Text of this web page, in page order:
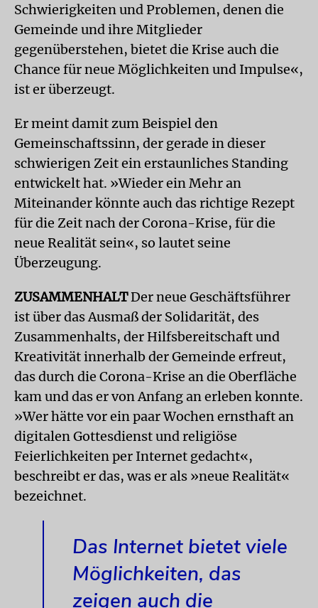
Schwierigkeiten und Problemen, denen die
Gemeinde und ihre Mitglieder
gegenüberstehen, bietet die Krise auch die
Chance für neue Möglichkeiten und Impulse«,
ist er überzeugt.
Er meint damit zum Beispiel den
Gemeinschaftssinn, der gerade in dieser
schwierigen Zeit ein erstaunliches Standing
entwickelt hat. »Wieder ein Mehr an
Miteinander könnte auch das richtige Rezept
für die Zeit nach der Corona-Krise, für die
neue Realität sein«, so lautet seine
Überzeugung.
ZUSAMMENHALTDer neue Geschäftsführer
ist über das Ausmaß der Solidarität, des
Zusammenhalts, der Hilfsbereitschaft und
Kreativität innerhalb der Gemeinde erfreut,
das durch die Corona-Krise an die Oberfläche
kam und das er von Anfang an erleben konnte.
»Wer hätte vor ein paar Wochen ernsthaft an
digitalen Gottesdienst und religiöse
Feierlichkeiten per Internet gedacht«,
beschreibt er das, was er als »neue Realität«
bezeichnet.
Das Internet bietet viele
Möglichkeiten, das
zeigen auch die